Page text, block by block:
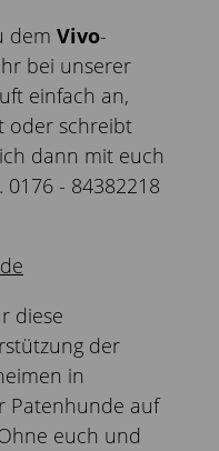
dem Vivo-
bei unserer
einfach an,
oder schreibt
dann mit euch
0176 - 84382218
diese
der
in
Patenhunde auf
euch und